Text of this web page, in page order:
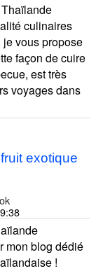
culinaires
vous propose
façon de cuire
est très
voyages dans
exotique
mon blog dédié
!